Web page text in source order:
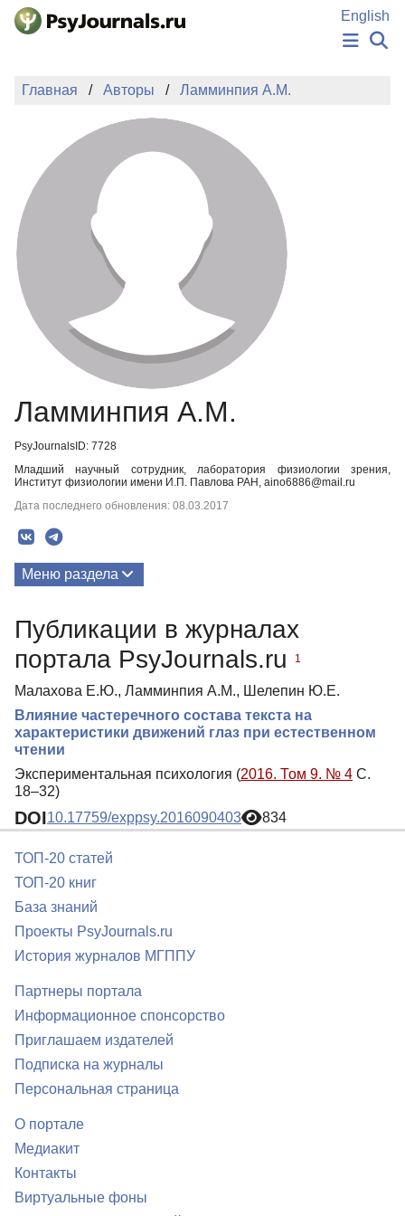
Перейти к основному содержанию
English
НОВОСТИ
АВТОРЫ
ПОДАТЬ РУКОПИСЬ
БАЗА ЗНАНИЙ
КЛЮЧЕВЫЕ СЛОВА
Регистрация
Главная Авторы Ламминпия А.М.
Ламминпия А.М.
PsyJournalsID: 7728
Младший научный сотрудник, лаборатория физиологии зрения,
Институт физиологии имени И.П. Павлова РАН, aino6886@mail.ru
Дата последнего обновления: 08.03.2017
Меню раздела
Публикации в журналах
портала PsyJournals.ru
1
Малахова Е.Ю., Ламминпия А.М., Шелепин Ю.Е.
Влияние частеречного состава текста на
характеристики движений глаз при естественном
чтении
Экспериментальная психология (2016. Том 9. № 4 С.
18–32)
DOI10.17759/exppsy.2016090403 834
ТОП-20 статей
ТОП-20 книг
База знаний
Проекты PsyJournals.ru
История журналов МГППУ
Партнеры портала
Информационное спонсорство
Приглашаем издателей
Подписка на журналы
Персональная страница
О портале
Медиакит
Контакты
Виртуальные фоны